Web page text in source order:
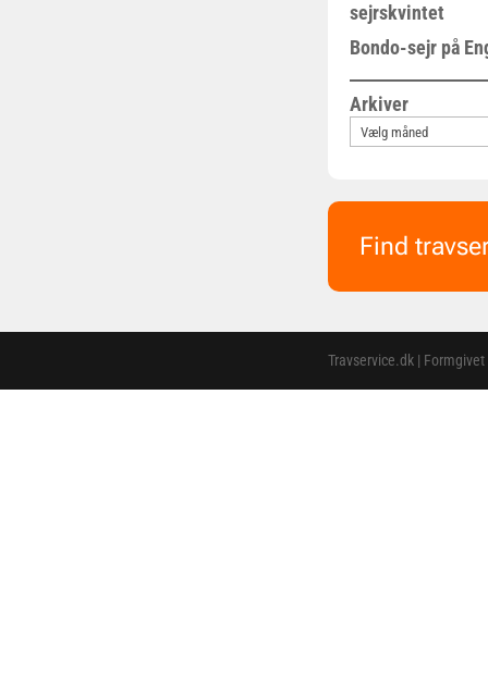
sejrskvintet
Bondo-sejr på
Arkiver
Find
Travservice.dk |